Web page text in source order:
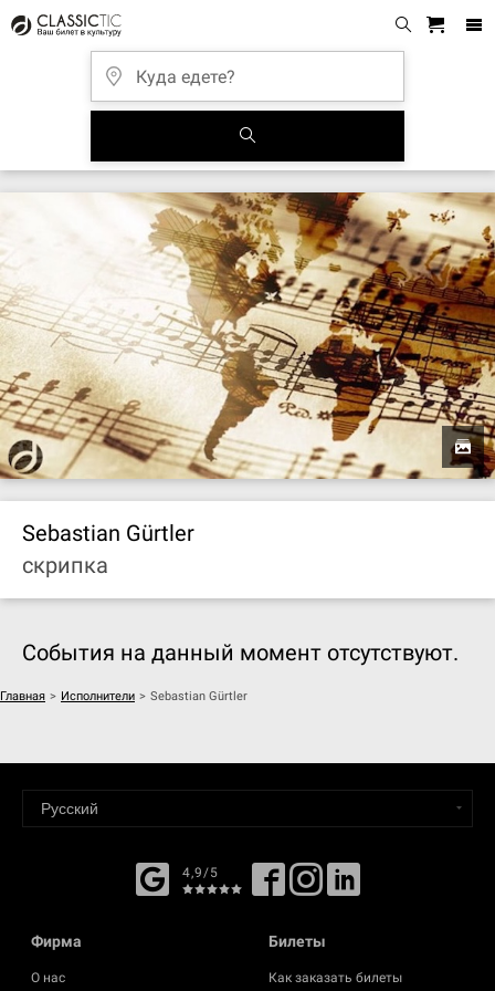
Sebastian Gürtler
скрипка
События на данный момент отсутствуют.
Главная > Исполнители > Sebastian Gürtler
4,9/5
Фирма
О нас
Билеты
Как заказать билеты